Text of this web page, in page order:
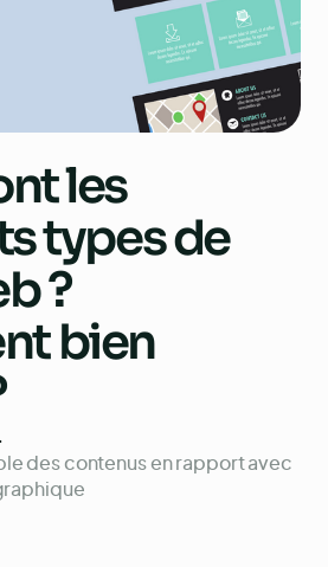
les
types de
?
bien
des contenus en rapport avec